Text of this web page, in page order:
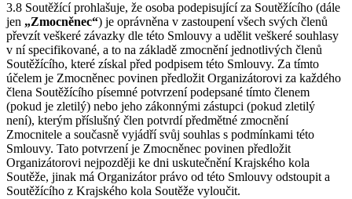
3.8 Soutěžící prohlašuje, že osoba podepisující za Soutěžícího (dále
jen „Zmocněnec“) je oprávněna v zastoupení všech svých členů
převzít veškeré závazky dle této Smlouvy a udělit veškeré souhlasy
v ní specifikované, a to na základě zmocnění jednotlivých členů
Soutěžícího, které získal před podpisem této Smlouvy. Za tímto
účelem je Zmocněnec povinen předložit Organizátorovi za každého
člena Soutěžícího písemné potvrzení podepsané tímto členem
(pokud je zletilý) nebo jeho zákonnými zástupci (pokud zletilý
není), kterým příslušný člen potvrdí předmětné zmocnění
Zmocnitele a současně vyjádří svůj souhlas s podmínkami této
Smlouvy. Tato potvrzení je Zmocněnec povinen předložit
Organizátorovi nejpozději ke dni uskutečnění Krajského kola
Soutěže, jinak má Organizátor právo od této Smlouvy odstoupit a
Soutěžícího z Krajského kola Soutěže vyloučit.